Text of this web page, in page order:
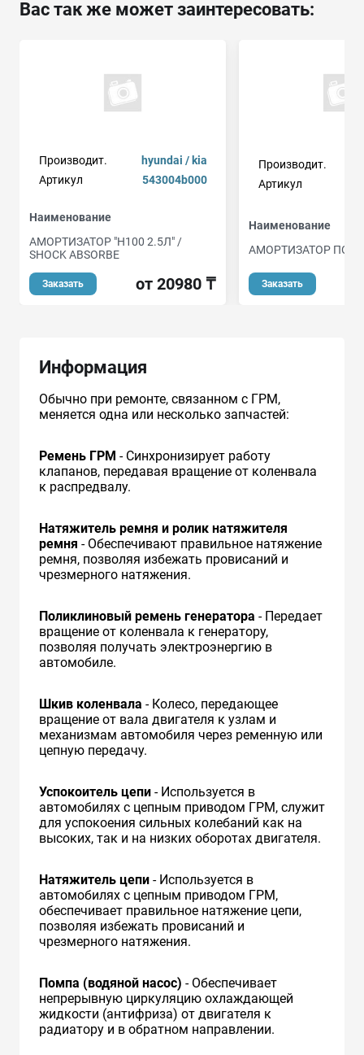
Вас так же может заинтересовать:
Производит.
hyundai / kia
Артикул
543004b000
Наименование
АМОРТИЗАТОР "Н100 2.5Л" /
SHOCK ABSORBE
Заказать от 20980 ₸
Производит.
Артикул
Наименование
АМОРТИЗАТОР
Заказать
Информация
Обычно при ремонте, связанном с ГРМ,
меняется одна или несколько запчастей:
Ремень ГРМ - Синхронизирует работу
клапанов, передавая вращение от коленвала
к распредвалу.
Натяжитель ремня и ролик натяжителя
ремня - Обеспечивают правильное натяжение
ремня, позволяя избежать провисаний и
чрезмерного натяжения.
Поликлиновый ремень генератора - Передает
вращение от коленвала к генератору,
позволяя получать электроэнергию в
автомобиле.
Шкив коленвала - Колесо, передающее
вращение от вала двигателя к узлам и
механизмам автомобиля через ременную или
цепную передачу.
Успокоитель цепи - Используется в
автомобилях с цепным приводом ГРМ, служит
для успокоения сильных колебаний как на
высоких, так и на низких оборотах двигателя.
Натяжитель цепи - Используется в
автомобилях с цепным приводом ГРМ,
обеспечивает правильное натяжение цепи,
позволяя избежать провисаний и
чрезмерного натяжения.
Помпа (водяной насос) - Обеспечивает
непрерывную циркуляцию охлаждающей
жидкости (антифриза) от двигателя к
радиатору и в обратном направлении.